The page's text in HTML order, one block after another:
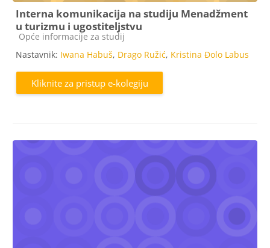
Interna komunikacija na studiju Menadžment
u turizmu i ugostiteljstvu
Kategorija e-kolegija
Opće informacije za studij
Nastavnik: Iwana Habuš, Drago Ružić, Kristina Đolo Labus
Kliknite za pristup e-kolegiju